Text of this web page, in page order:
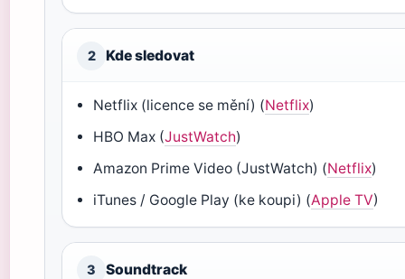
2 Kde sledovat
Netflix (licence se mění) (Netflix)
HBO Max (JustWatch)
Amazon Prime Video (JustWatch) (Netflix)
iTunes / Google Play (ke koupi) (Apple TV)
3 Soundtrack